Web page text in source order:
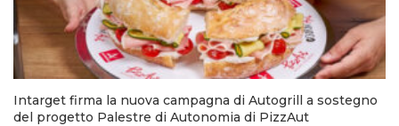
Intarget firma la nuova campagna di Autogrill a sostegno
del progetto Palestre di Autonomia di PizzAut